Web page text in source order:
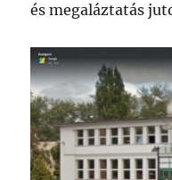
és megaláztatás